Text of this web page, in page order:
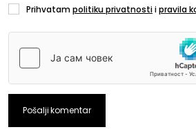
Prihvatampolitiku privatnostiipravila
Pošalji komentar